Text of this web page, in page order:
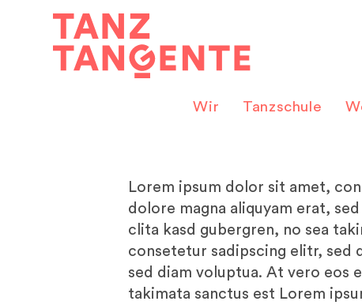
Wir Tanzschule
Lorem ipsum dolor sit amet,
dolore magna aliquyam erat,
clita kasd gubergren, no sea
consetetur sadipscing elitr, sed
sed diam voluptua. At vero eos
takimata sanctus est Lorem